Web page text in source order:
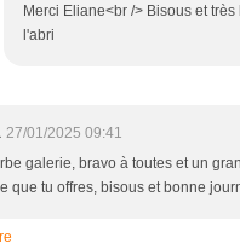
Merci Eliane<br /> Bisous et
l'abri
27/01/2025 09:41
galerie, bravo à toutes et un
que tu offres, bisous et bonne